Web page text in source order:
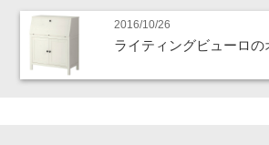
2016/10/26
ライティングビューロの